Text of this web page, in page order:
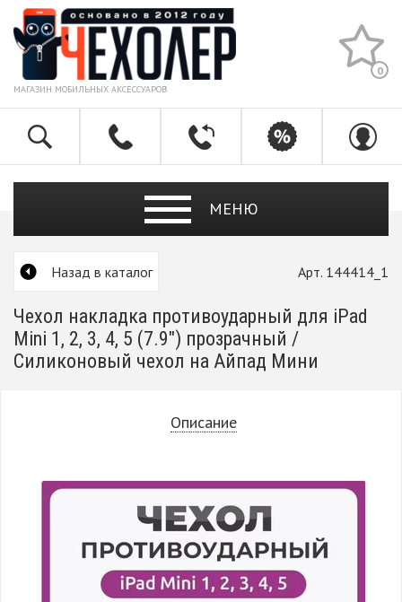
МАГАЗИН МОБИЛЬНЫХ АКСЕССУАРОВ
0
МЕНЮ
Назад в каталог Арт. 144414_1
Чехол накладка противоударный для iPad
Mini 1, 2, 3, 4, 5 (7.9") прозрачный /
Силиконовый чехол на Айпад Мини
Описание